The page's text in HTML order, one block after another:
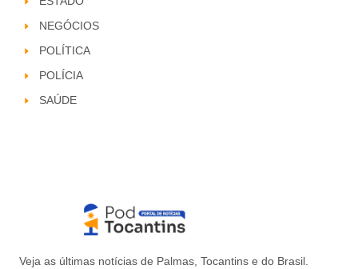
NEGÓCIOS
POLÍTICA
POLÍCIA
SAÚDE
Veja as últimas notícias de Palmas, Tocantins e do Brasil.